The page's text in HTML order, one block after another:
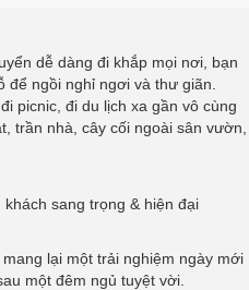
dễ dàng đi khắp mọi nơi, bạn
để ngồi nghỉ ngơi và thư giãn.
picnic, đi du lịch xa gần vô cùng
trần nhà, cây cối ngoài sân vườn,
sang trọng & hiện đại
lại một trải nghiệm ngày mới
một đêm ngủ tuyệt vời.